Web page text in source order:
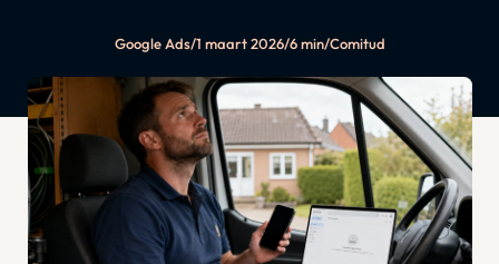
Google Ads/1 maart 2026/6 min/Comitud